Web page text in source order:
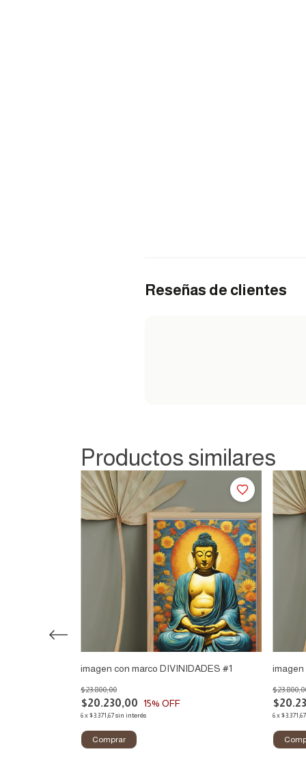
Reseñas de clientes
Productos similares
imagen con marco DIVINIDADES #1
$20.230,00
$23.800,00
15% OFF
6x$3.371,67sin interés
imagen
6x$3.371,67